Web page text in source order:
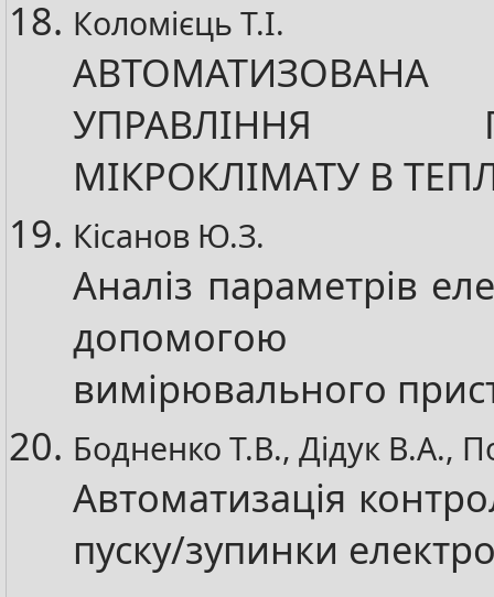
Коломієць Т.І.
УПРАВЛІННЯ
МІКРОКЛІМАТУ В
Кісанов Ю.З.
Аналіз параметрів
допомогою
вимірювального
Бодненко Т.В., Дідук В.А.,
Автоматизація
пуску/зупинки